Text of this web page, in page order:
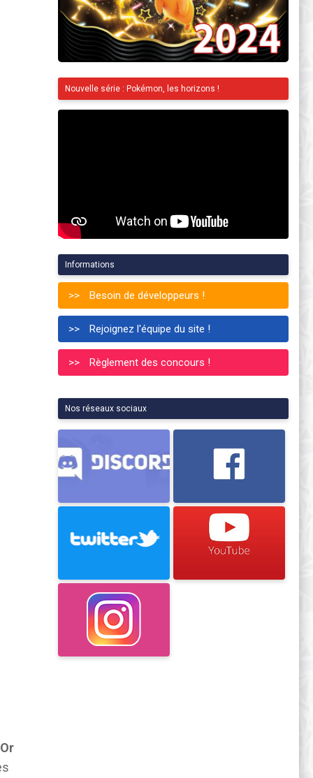
Nouvelle série : Pokémon, les horizons !
Informations
Besoin de développeurs !
Rejoignez l'équipe du site !
Règlement des concours !
Nos réseaux sociaux